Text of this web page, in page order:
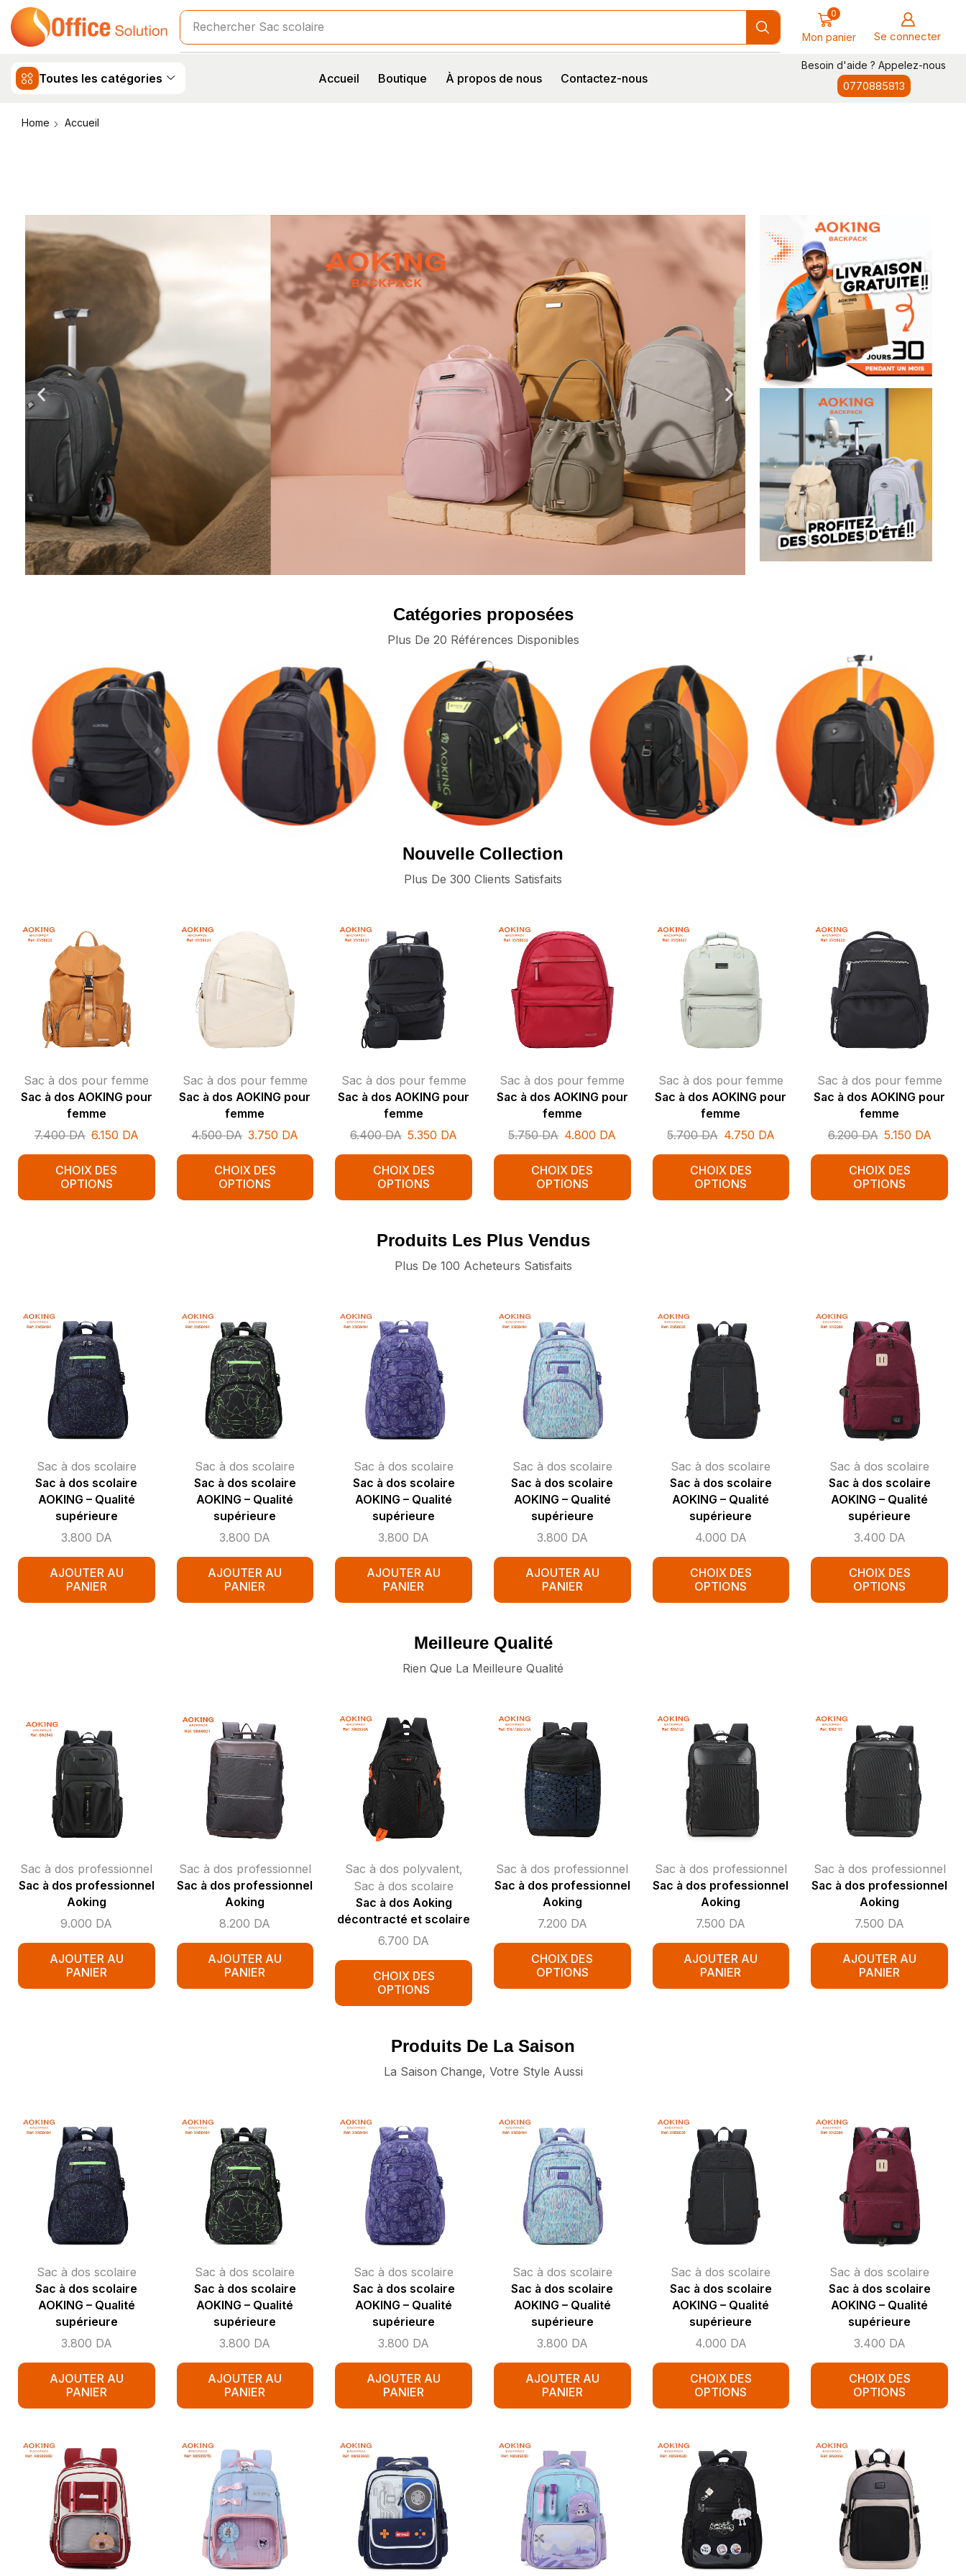
Rechercher Sac scolaire
0
Mon panier Se connecter
Toutes les catégories Accueil Boutique À propos de nous Contactez-nous
Besoin d'aide ? Appelez-nous
0770885813
Home Accueil
Catégories proposées
Plus De 20 Références Disponibles
Nouvelle Collection
Plus De 300 Clients Satisfaits
Sac à dos pour femme
Sac à dos AOKING pour
femme
7.400DA 6.150 DA
CHOIX DES
OPTIONS
Sac à dos pour femme
Sac à dos AOKING pour
femme
4.500DA 3.750 DA
CHOIX DES
OPTIONS
Sac à dos pour femme
Sac à dos AOKING pour
femme
6.400DA 5.350 DA
CHOIX DES
OPTIONS
Sac à dos pour femme
Sac à dos AOKING pour
femme
5.750DA 4.800 DA
CHOIX DES
OPTIONS
Sac à dos pour femme
Sac à dos AOKING pour
femme
5.700DA 4.750 DA
CHOIX DES
OPTIONS
Sac à dos pour femme
Sac à dos AOKING pour
femme
6.200DA 5.150 DA
CHOIX DES
OPTIONS
Produits Les Plus Vendus
Plus De 100 Acheteurs Satisfaits
Sac à dos scolaire
Sac à dos scolaire
AOKING – Qualité
supérieure
3.800 DA
AJOUTER AU
PANIER
Sac à dos scolaire
Sac à dos scolaire
AOKING – Qualité
supérieure
3.800 DA
AJOUTER AU
PANIER
Sac à dos scolaire
Sac à dos scolaire
AOKING – Qualité
supérieure
3.800 DA
AJOUTER AU
PANIER
Sac à dos scolaire
Sac à dos scolaire
AOKING – Qualité
supérieure
3.800 DA
AJOUTER AU
PANIER
Sac à dos scolaire
Sac à dos scolaire
AOKING – Qualité
supérieure
4.000 DA
CHOIX DES
OPTIONS
Sac à dos scolaire
Sac à dos scolaire
AOKING – Qualité
supérieure
3.400 DA
CHOIX DES
OPTIONS
Meilleure Qualité
Rien Que La Meilleure Qualité
Sac à dos professionnel
Sac à dos professionnel
Aoking
9.000 DA
AJOUTER AU
PANIER
Sac à dos professionnel
Sac à dos professionnel
Aoking
8.200 DA
AJOUTER AU
PANIER
Sac à dos polyvalent,
Sac à dos scolaire
Sac à dos Aoking
décontracté et scolaire
6.700 DA
CHOIX DES
OPTIONS
Sac à dos professionnel
Sac à dos professionnel
Aoking
7.200 DA
CHOIX DES
OPTIONS
Sac à dos professionnel
Sac à dos professionnel
Aoking
7.500 DA
AJOUTER AU
PANIER
Sac à dos professionnel
Sac à dos professionnel
Aoking
7.500 DA
AJOUTER AU
PANIER
Produits De La Saison
La Saison Change, Votre Style Aussi
Sac à dos scolaire
Sac à dos scolaire
AOKING – Qualité
supérieure
3.800 DA
AJOUTER AU
PANIER
Sac à dos scolaire
Sac à dos scolaire
AOKING – Qualité
supérieure
3.800 DA
AJOUTER AU
PANIER
Sac à dos scolaire
Sac à dos scolaire
AOKING – Qualité
supérieure
3.800 DA
AJOUTER AU
PANIER
Sac à dos scolaire
Sac à dos scolaire
AOKING – Qualité
supérieure
3.800 DA
AJOUTER AU
PANIER
Sac à dos scolaire
Sac à dos scolaire
AOKING – Qualité
supérieure
4.000 DA
CHOIX DES
OPTIONS
Sac à dos scolaire
Sac à dos scolaire
AOKING – Qualité
supérieure
3.400 DA
CHOIX DES
OPTIONS